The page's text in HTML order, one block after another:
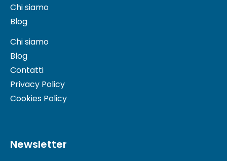
Chi siamo
Blog
Chi siamo
Blog
Contatti
Privacy Policy
Cookies Policy
Newsletter